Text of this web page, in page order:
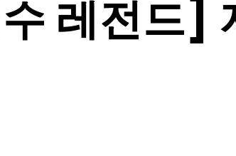
레전드]